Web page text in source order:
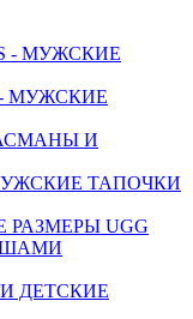
- МУЖСКИЕ
- МУЖСКИЕ
И
МУЖСКИЕ ТАПОЧКИ
РАЗМЕРЫ UGG
ДЕТСКИЕ